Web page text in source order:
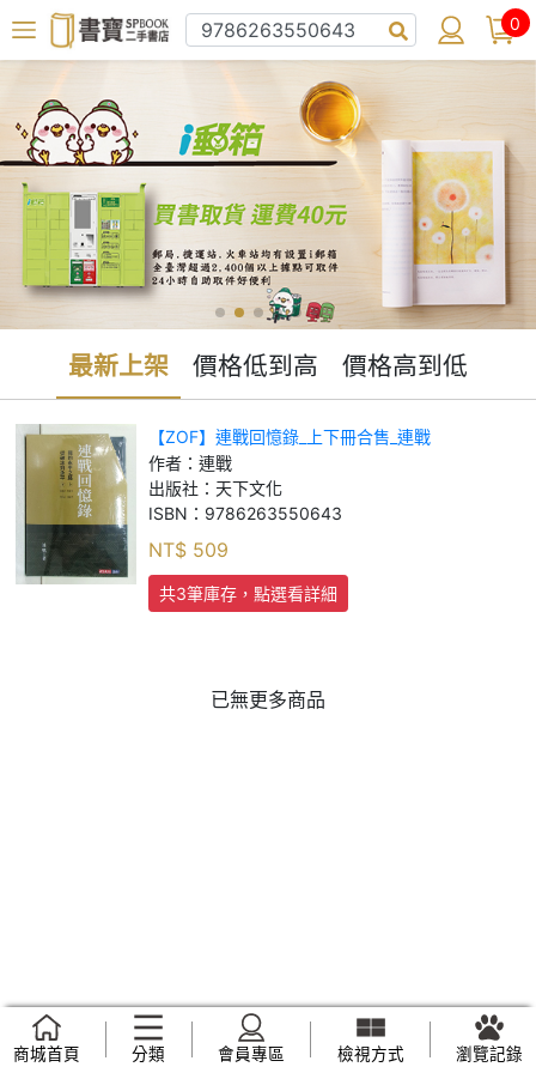
0
最新上架 價格低到高 價格高到低
【ZOF】連戰回憶錄_上下冊合售_連戰
作者： 連戰
出版社： 天下文化
ISBN： 9786263550643
NT$ 509
共3筆庫存，點選看詳細
已無更多商品
商城首頁 分類 會員專區 檢視方式 瀏覽記錄